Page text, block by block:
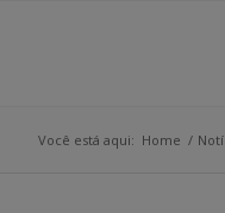
Você está aqui: Home /